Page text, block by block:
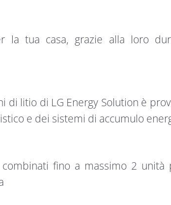
la tua casa, grazie alla loro
di litio di LG Energy Solution è
e dei sistemi di accumulo
combinati fino a massimo 2 unità